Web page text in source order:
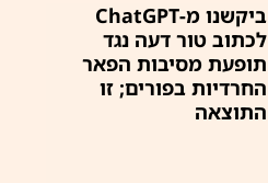
ביקשנו מ-ChatGPT
לכתוב טור דעה נגד
תופעת מסיבות הפאר
החרדיות בפורים; זו
התוצאה